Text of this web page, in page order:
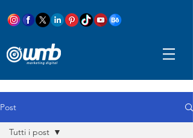
Post
Tutti i post